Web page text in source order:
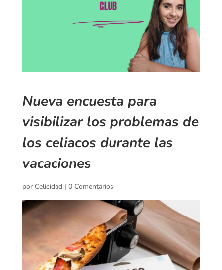
Nueva encuesta para
visibilizar los problemas de
los celiacos durante las
vacaciones
por Celicidad| 0 Comentarios